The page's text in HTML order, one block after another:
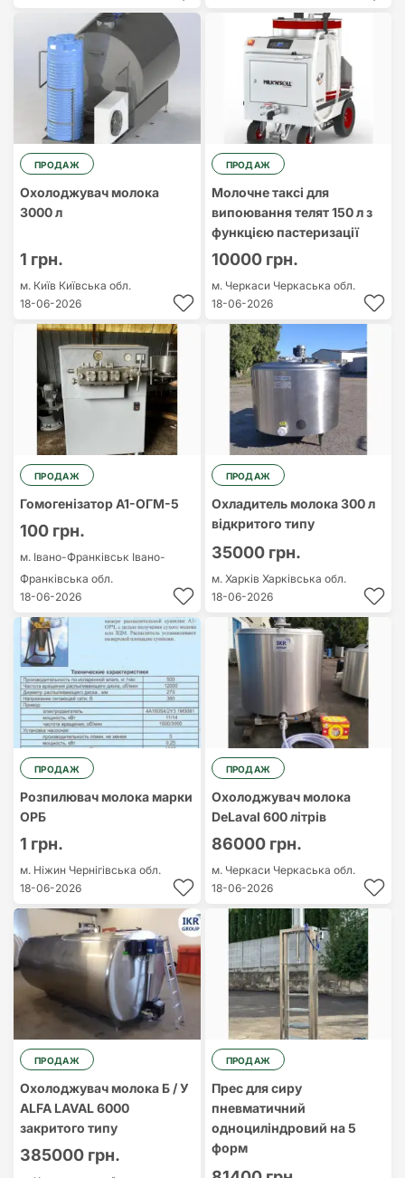
ПРОДАЖ
Охолоджувач молока
3000 л
1 грн.
м. Київ Київська обл.
18-06-2026
ПРОДАЖ
Молочне таксі для
випоювання телят 150 л з
функцією пастеризації
10000 грн.
м. Черкаси Черкаська обл.
18-06-2026
ПРОДАЖ
Гомогенізатор А1-ОГМ-5
100 грн.
м. Івано-Франківськ Івано-
Франківська обл.
18-06-2026
ПРОДАЖ
Охладитель молока 300 л
відкритого типу
35000 грн.
м. Харків Харківська обл.
18-06-2026
ПРОДАЖ
Розпилювач молока марки
ОРБ
1 грн.
м. Ніжин Чернігівська обл.
18-06-2026
ПРОДАЖ
Охолоджувач молока
DeLaval 600 літрів
86000 грн.
м. Черкаси Черкаська обл.
18-06-2026
ПРОДАЖ
Охолоджувач молока Б / У
ALFA LAVAL 6000
закритого типу
385000 грн.
ПРОДАЖ
Прес для сиру
пневматичний
одноциліндровий на 5
форм